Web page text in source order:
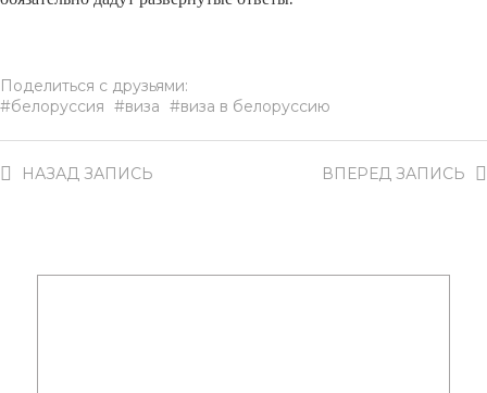
Поделиться с друзьями:
белоруссия
виза виза в белоруссию
ВПЕРЕД ЗАПИСЬ
НАЗАД ЗАПИСЬ